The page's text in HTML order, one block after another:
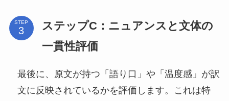
STEP
ステップC：ニュアンスと文体の
一貫性評価
最後に、原文が持つ「語り口」や「温度感」が訳
文に反映されているかを評価します。これは特